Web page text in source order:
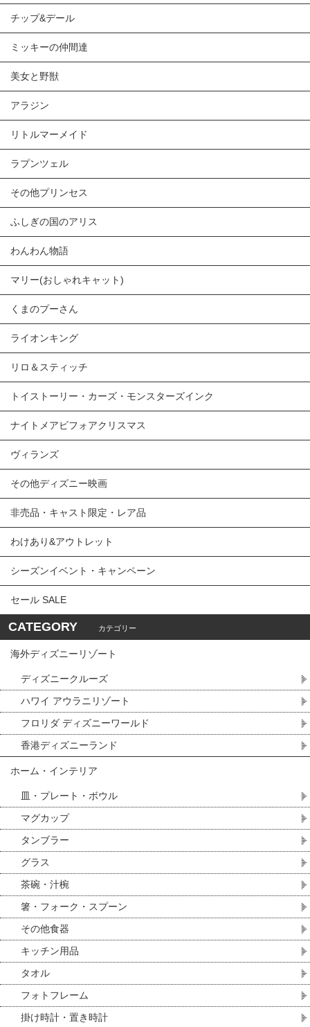
チップ&デール
ミッキーの仲間達
美女と野獣
アラジン
リトルマーメイド
ラプンツェル
その他プリンセス
ふしぎの国のアリス
わんわん物語
マリー(おしゃれキャット)
くまのプーさん
ライオンキング
リロ＆スティッチ
トイストーリー・カーズ・モンスターズインク
ナイトメアビフォアクリスマス
ヴィランズ
その他ディズニー映画
非売品・キャスト限定・レア品
わけあり&アウトレット
シーズンイベント・キャンペーン
セール SALE
CATEGORY カテゴリー
海外ディズニーリゾート
ディズニークルーズ
ハワイ アウラニリゾート
フロリダ ディズニーワールド
香港ディズニーランド
ホーム・インテリア
皿・プレート・ボウル
マグカップ
タンブラー
グラス
茶碗・汁椀
箸・フォーク・スプーン
その他食器
キッチン用品
タオル
フォトフレーム
掛け時計・置き時計